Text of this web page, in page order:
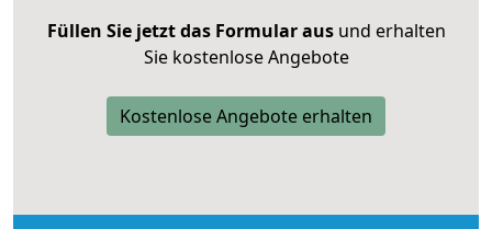
Füllen Sie jetzt das Formular ausund erhalten
Sie kostenlose Angebote
Kostenlose Angebote erhalten